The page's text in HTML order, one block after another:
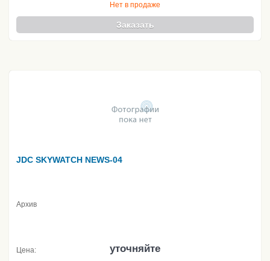
Нет в продаже
Заказать
JDC SKYWATCH NEWS-04
Архив
Цена: уточняйте